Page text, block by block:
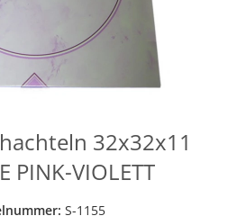
32x32x11
PINK-VIOLETT
S-1155